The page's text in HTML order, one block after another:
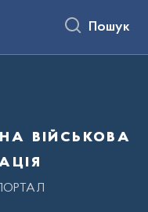
Пошук
військова